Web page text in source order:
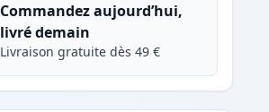
Commandez aujourd’hui,
livré demain
Livraison gratuite dès 49 €